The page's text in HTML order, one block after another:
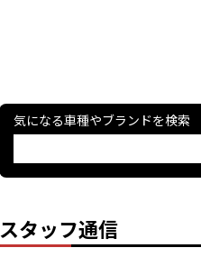
気になる車種やブランドを検索
スタッフ通信